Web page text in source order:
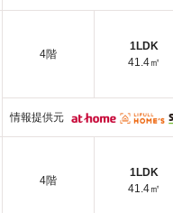
4階
1LDK
41.4㎡
情報提供元
4階
1LDK
41.4㎡